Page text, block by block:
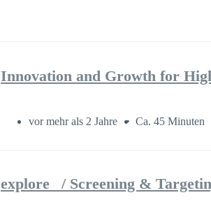
Innovation and Growth for
vor mehr als 2 Jahre Ca. 45 Minuten
explore_ / Screening &